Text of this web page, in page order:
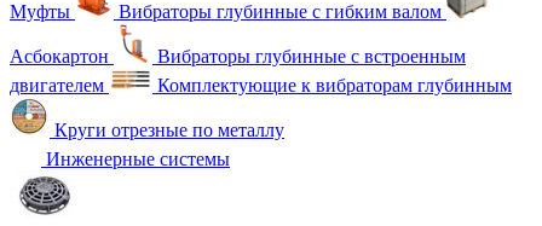
Муфты Вибраторы глубинные с гибким валом
Асбокартон
Вибраторы глубинные с встроенным
двигателем
Комплектующие к вибраторам глубинным
Круги отрезные по металлу
Инженерные системы